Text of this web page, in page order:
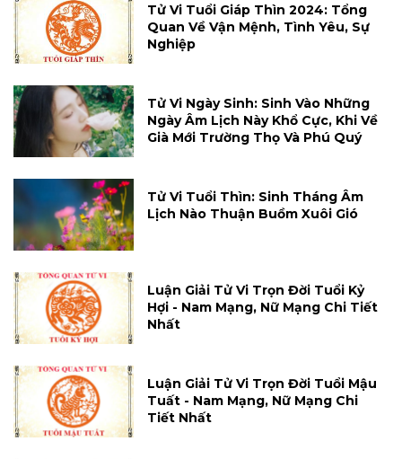
Tử Vi Tuổi Giáp Thìn 2024: Tổng
Quan Về Vận Mệnh, Tình Yêu, Sự
Nghiệp
Tử Vi Ngày Sinh: Sinh Vào Những
Ngày Âm Lịch Này Khổ Cực, Khi Về
Già Mới Trường Thọ Và Phú Quý
Tử Vi Tuổi Thìn: Sinh Tháng Âm
Lịch Nào Thuận Buồm Xuôi Gió
Luận Giải Tử Vi Trọn Đời Tuổi Kỷ
Hợi - Nam Mạng, Nữ Mạng Chi Tiết
Nhất
Luận Giải Tử Vi Trọn Đời Tuổi Mậu
Tuất - Nam Mạng, Nữ Mạng Chi
Tiết Nhất